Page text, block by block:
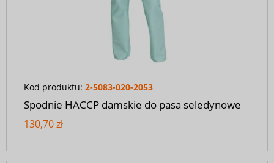
Kod produktu: 2-5083-020-2053
Spodnie HACCP damskie do pasa seledynowe
130,70 zł